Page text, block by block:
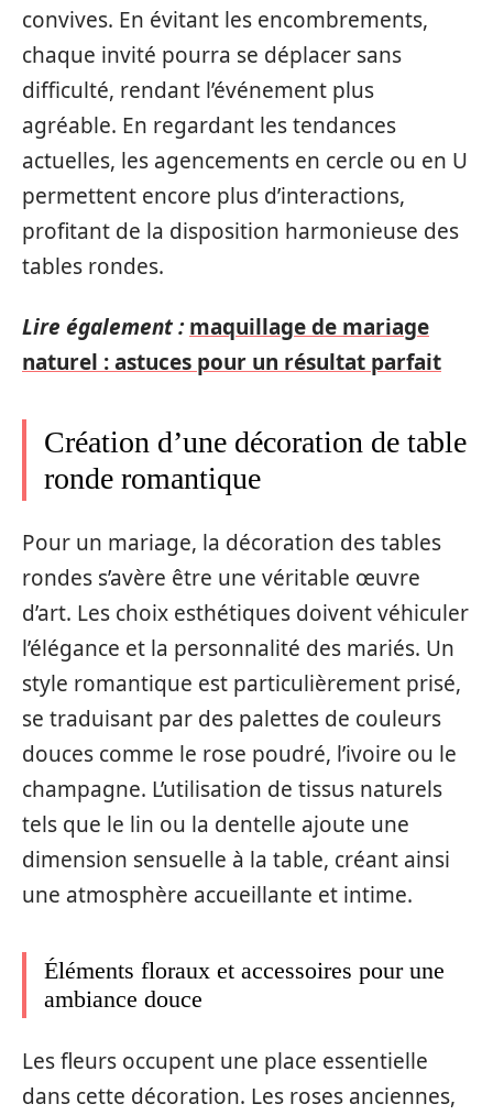
convives. En évitant les encombrements,
chaque invité pourra se déplacer sans
difficulté, rendant l’événement plus
agréable. En regardant les tendances
actuelles, les agencements en cercle ou en U
permettent encore plus d’interactions,
profitant de la disposition harmonieuse des
tables rondes.
Lire également : maquillage de mariage
naturel : astuces pour un résultat parfait
Création d’une décoration de table
ronde romantique
Pour un mariage, la décoration des tables
rondes s’avère être une véritable œuvre
d’art. Les choix esthétiques doivent véhiculer
l’élégance et la personnalité des mariés. Un
style romantique est particulièrement prisé,
se traduisant par des palettes de couleurs
douces comme le rose poudré, l’ivoire ou le
champagne. L’utilisation de tissus naturels
tels que le lin ou la dentelle ajoute une
dimension sensuelle à la table, créant ainsi
une atmosphère accueillante et intime.
Éléments floraux et accessoires pour une
ambiance douce
Les fleurs occupent une place essentielle
dans cette décoration. Les roses anciennes,